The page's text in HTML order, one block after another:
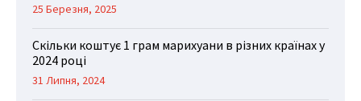
25 Березня, 2025
Скільки коштує 1 грам марихуани в різних країнах у
2024 році
31 Липня, 2024